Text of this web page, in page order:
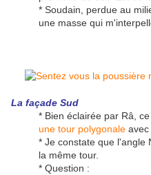
* Soudain, perdue au
une masse qui
La façade Sud
* Bien éclairée par Râ,
une tour polygonale avec
* Je constate que l'angle
la même tour.
* Question :